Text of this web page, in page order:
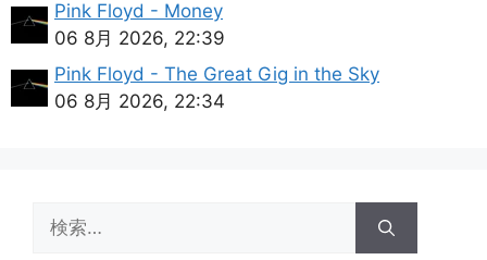
Pink Floyd - Money
06 8月 2026, 22:39
Pink Floyd - The Great Gig in the Sky
06 8月 2026, 22:34
索: